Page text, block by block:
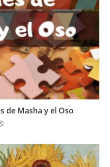
de Masha y el Oso